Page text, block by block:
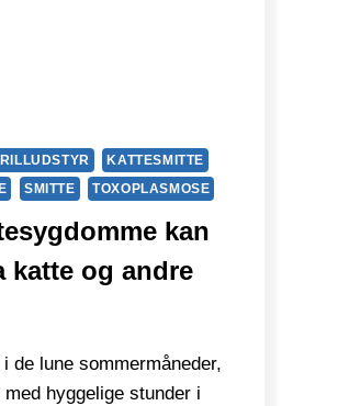
KATTESMITTE
SMITTE TOXOPLASMOSE
kan
katte og andre
de lune sommermåneder,
hyggelige stunder i